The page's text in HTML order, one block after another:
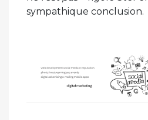
sympathique conclusion.